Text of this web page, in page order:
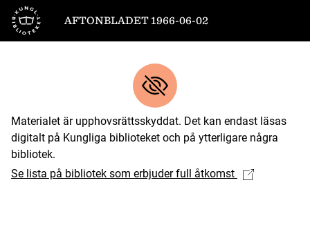
Till startsidan
AFTONBLADET 1966-06-02
Materialet är upphovsrättsskyddat. Det kan endast läsas
digitalt på Kungliga biblioteket och på ytterligare några
bibliotek.
Se lista på bibliotek som erbjuder full åtkomst